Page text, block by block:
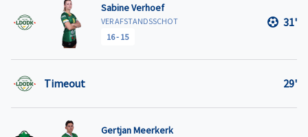
Sabine Verhoef
VER AFSTANDSSCHOT
16- 15
31'
Timeout 29'
Gertjan Meerkerk